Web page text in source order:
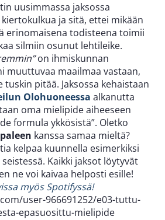
uusimmassa jaksossa
ja sitä, ettei mikään
erinomaisena todisteena toimii
silmiin osunut lehtileike.
on ihmiskunnan
muuttuvaa maailmaa vastaan,
tuskin pitää. Jaksossa kehaistaan
Olohuoneessa alkanutta
oma mielipide aiheeseen
formula ykkösistä”. Oletko
kanssa samaa mieltä?
kelpaa kuunnella esimerkiksi
Kaikki jaksot löytyvät
ne voi kaivaa helposti esille!
myös Spotifyssä!
user-966691252/e03-tuttu-
epasuosittu-mielipide